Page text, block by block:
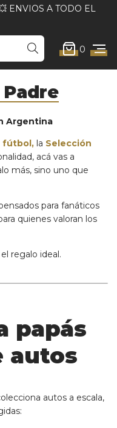
ENVIOS A TODO EL
0
Argentina
fútbol, la Selección
acá vas a
más, sino uno que
para fanáticos
quienes valoran los
regalo ideal.
papás
autos
autos a escala,